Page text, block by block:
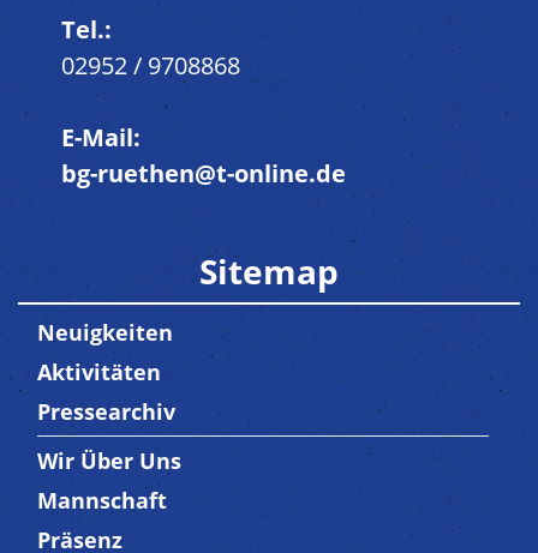
Tel.:
02952 / 9708868
E-Mail:
bg-ruethen@t-online.de
Sitemap
Neuigkeiten
Aktivitäten
Pressearchiv
Trenner3
Wir Über Uns
Mannschaft
Präsenz